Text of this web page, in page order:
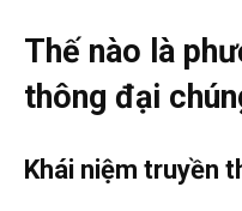
Thế nào là
thông đại
Khái niệm truyền